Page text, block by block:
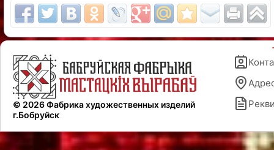
© 2026 Фабрика художественных изделий
г.Бобруйск